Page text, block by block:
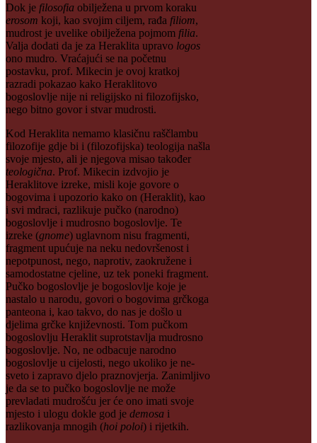
Dok je filosofia obilježena u prvom koraku
erosom koji, kao svojim ciljem, rađa filiom,
mudrost je uvelike obilježena pojmom filia.
Valja dodati da je za Heraklita upravo logos
ono mudro. Vraćajući se na početnu
postavku, prof. Mikecin je ovoj kratkoj
razradi pokazao kako Heraklitovo
bogoslovlje nije ni religijsko ni filozofijsko,
nego bitno govor i stvar mudrosti.
Kod Heraklita nemamo klasičnu raščlambu
filozofije gdje bi i (filozofijska) teologija našla
svoje mjesto, ali je njegova misao također
teologična. Prof. Mikecin izdvojio je
Heraklitove izreke, misli koje govore o
bogovima i upozorio kako on (Heraklit), kao
i svi mdraci, razlikuje pučko (narodno)
bogoslovlje i mudrosno bogoslovlje. Te
izreke (gnome) uglavnom nisu fragmenti,
fragment upućuje na neku nedovršenost i
nepotpunost, nego, naprotiv, zaokružene i
samodostatne cjeline, uz tek poneki fragment.
Pučko bogoslovlje je bogoslovlje koje je
nastalo u narodu, govori o bogovima grčkoga
panteona i, kao takvo, do nas je došlo u
djelima grčke književnosti. Tom pučkom
bogoslovlju Heraklit suprotstavlja mudrosno
bogoslovlje. No, ne odbacuje narodno
bogoslovlje u cijelosti, nego ukoliko je ne-
sveto i zapravo djelo praznovjerja. Zanimljivo
je da se to pučko bogoslovlje ne može
prevladati mudrošću jer će ono imati svoje
mjesto i ulogu dokle god je demosa i
razlikovanja mnogih (hoi poloi) i rijetkih.